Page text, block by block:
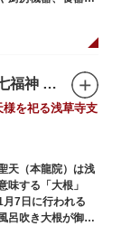
れるので、足を
まる個性的な専
のお店が小売に
すめです。食品サ
橋道具まつり」で
年ごとに異なる
待乳山聖天（浅草名所七福神 毘沙門天）
を祀る浅草寺支
天（本龍院）は浅
味する「大根」
7日に行われる
呂吹き大根が御神